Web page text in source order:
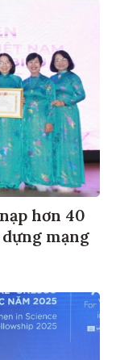
hơn 40
mạng